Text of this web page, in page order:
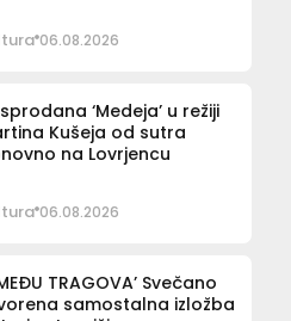
06.08.2026
‘Medeja’ u režiji
Kušeja od sutra
na Lovrjencu
06.08.2026
TRAGOVA’ Svečano
samostalna izložba